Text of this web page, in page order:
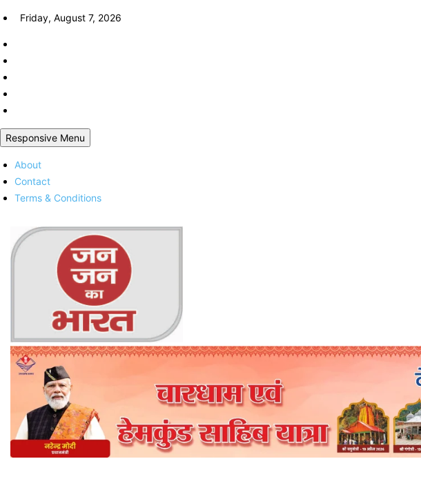
Skip
content
Friday, August 7, 2026
Responsive Menu
About
Contact
Terms & Conditions
Jan Jan Ka Bharat
Online Trending Hindi News Website